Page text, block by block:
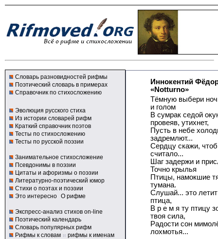
Словарь разновидностей рифмы
Поэтический словарь в примерах
Справочник по стихосложению
Эволюция русского стиха
Из истории словарей рифм
Краткий справочник поэтов
Тесты по стихосложению
Тесты по русской поэзии
Занимательное стихосложение
Псевдонимы в поэзии
Цитаты и афоризмы о поэзии
Литературно-поэтический юмор
Стихи о поэтах и поэзии
Это интересно О рифме
Экспресс-анализ стихов on-line
Поэтический календарь
Словарь популярных рифм
Рифмы к словам и рифмы к именам
Иннокентий
«Notturno»
Тёмную выбери
и голом
В сумрак седой
провеяв, утихнет,
Пусть в небе
задремлют...
Сердцу скажи,
считало...
Шаг задержи и
Точно крылья
Птицы, намокшие
тумана.
Слушай... это
птица,
В р е м я ту птицу
твоя сила,
Радости сон
лохмотья...